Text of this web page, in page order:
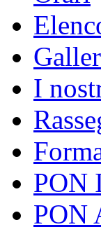
I
PON
PON